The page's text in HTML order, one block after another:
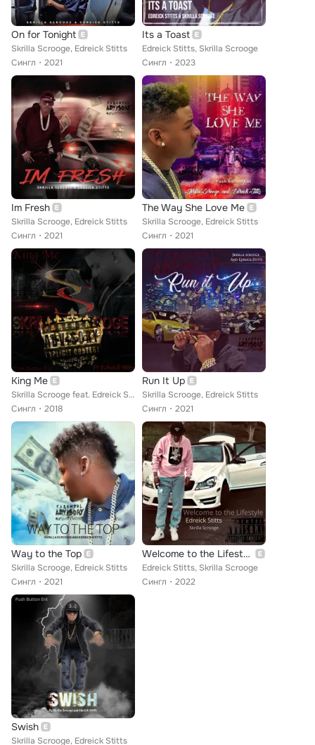
On for Tonight
Skrilla Scrooge, Edreick Stitts
Сингл
2021
Its a Toast
Edreick Stitts, Skrilla Scrooge
Сингл
2023
Im Fresh
Skrilla Scrooge, Edreick Stitts
Сингл
2021
The Way She Love Me
Skrilla Scrooge, Edreick Stitts
Сингл
2021
King Me
Skrilla Scrooge feat. Edreick Stitts
Сингл
2018
Run It Up
Skrilla Scrooge, Edreick Stitts
Сингл
2021
Way to the Top
Skrilla Scrooge, Edreick Stitts
Сингл
2021
Welcome to the Lifestyle
Edreick Stitts, Skrilla Scrooge
Сингл
2022
Swish
Skrilla Scrooge, Edreick Stitts